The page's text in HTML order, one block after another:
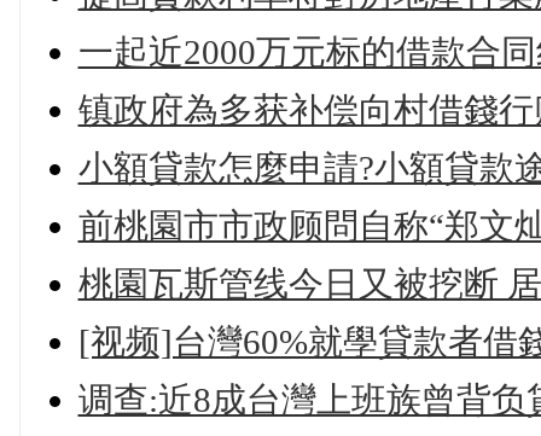
一起近2000万元标的借款合
镇政府為多获补偿向村借錢
小額貸款怎麼申請?小額貸款
前桃園市市政顾問自称“郑文
桃園瓦斯管线今日又被挖断
[视频]台灣60%就學貸款者借
调查:近8成台灣上班族曾背负